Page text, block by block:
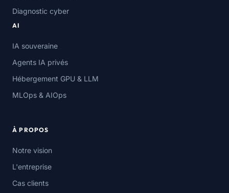
Diagnostic cyber
AI
IA souveraine
Agents IA privés
Hébergement GPU & LLM
MLOps & AIOps
À PROPOS
Notre vision
L'entreprise
Cas clients